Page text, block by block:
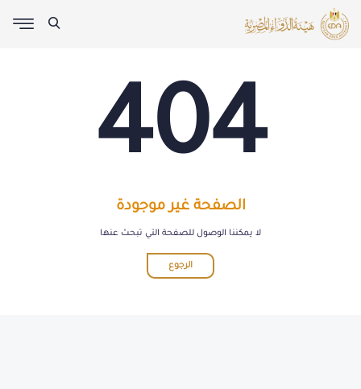
404
الصفحة غير موجودة
لا يمكننا الوصول للصفحة التي تبحث عنها
الرجوع